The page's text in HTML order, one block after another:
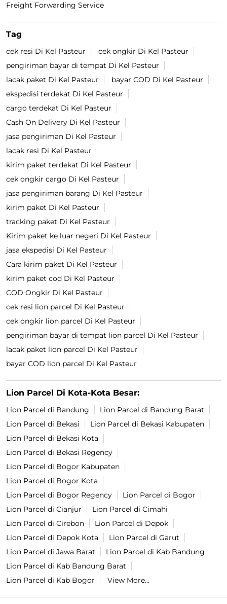
Freight Forwarding Service
Tag
cek resi Di Kel Pasteur
cek ongkir Di Kel Pasteur
pengiriman bayar di tempat Di Kel Pasteur
lacak paket Di Kel Pasteur
bayar COD Di Kel Pasteur
ekspedisi terdekat Di Kel Pasteur
cargo terdekat Di Kel Pasteur
Cash On Delivery Di Kel Pasteur
jasa pengiriman Di Kel Pasteur
lacak resi Di Kel Pasteur
kirim paket terdekat Di Kel Pasteur
cek ongkir cargo Di Kel Pasteur
jasa pengiriman barang Di Kel Pasteur
kirim paket Di Kel Pasteur
tracking paket Di Kel Pasteur
Kirim paket ke luar negeri Di Kel Pasteur
jasa ekspedisi Di Kel Pasteur
Cara kirim paket Di Kel Pasteur
kirim paket cod Di Kel Pasteur
COD Ongkir Di Kel Pasteur
cek resi lion parcel Di Kel Pasteur
cek ongkir lion parcel Di Kel Pasteur
pengiriman bayar di tempat lion parcel Di Kel Pasteur
lacak paket lion parcel Di Kel Pasteur
bayar COD lion parcel Di Kel Pasteur
Lion Parcel Di Kota-Kota Besar:
Lion Parcel di Bandung
Lion Parcel di Bandung Barat
Lion Parcel di Bekasi
Lion Parcel di Bekasi Kabupaten
Lion Parcel di Bekasi Kota
Lion Parcel di Bekasi Regency
Lion Parcel di Bogor Kabupaten
Lion Parcel di Bogor Kota
Lion Parcel di Bogor Regency
Lion Parcel di Bogor
Lion Parcel di Cianjur
Lion Parcel di Cimahi
Lion Parcel di Cirebon
Lion Parcel di Depok
Lion Parcel di Depok Kota
Lion Parcel di Garut
Lion Parcel di Jawa Barat
Lion Parcel di Kab Bandung
Lion Parcel di Kab Bandung Barat
Lion Parcel di Kab Bogor
View More...